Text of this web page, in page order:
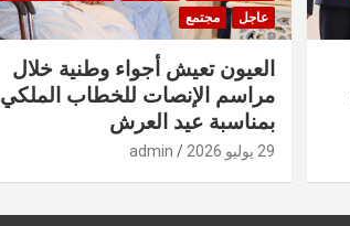
عاجل
مجتمع
العيون تعيش أجواء وطنية خلال
مراسم الإنصات للخطاب الملكي
بمناسبة عيد العرش
29 يوليو 2026 admin